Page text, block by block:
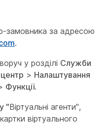
замовника за адресою
.
у розділі Служби
> Налаштування
Функції.
"Віртуальні агенти",
віртуального